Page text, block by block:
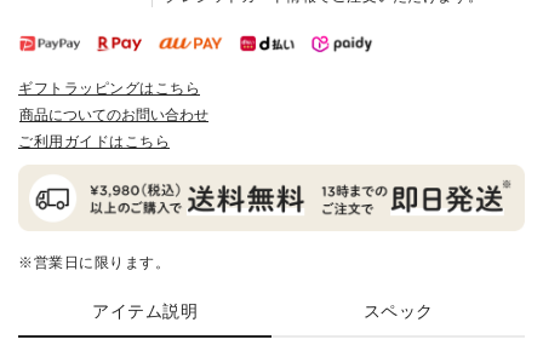
ギフトラッピングはこちら
商品についてのお問い合わせ
ご利用ガイドはこちら
※営業日に限ります。
アイテム説明 スペック